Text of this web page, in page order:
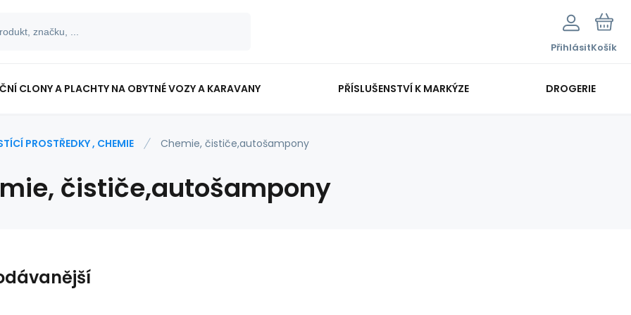
PřihlásitKošík
CLONY A PLACHTY NA OBYTNÉ VOZY A KARAVANY PŘÍSLUŠENSTVÍ K MARKÝZE DROGERIE
PROSTŘEDKY , CHEMIE Chemie, čističe,autošampony
čističe,autošampony